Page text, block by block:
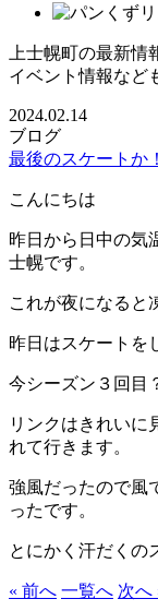
上士幌町の最新情
イベント情報など
2024.02.14
ブログ
最後のスケートか
こんにちは
昨日から日中の気
士幌です。
これが夜
昨日はスケートを
今シーズン３回目
リンクはきれいに
れて行きます。
強風だったので風
ったです。
とにかく汗だくの
« 前へ 一覧へ 次へ